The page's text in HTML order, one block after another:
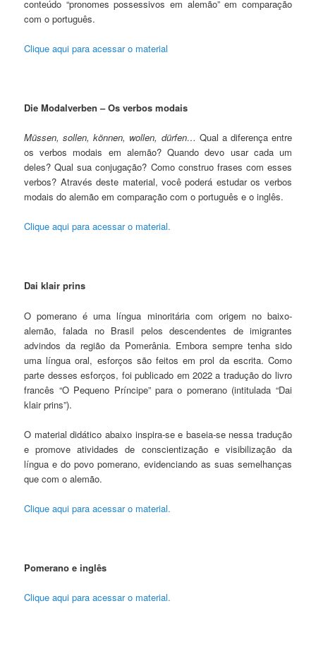
conteúdo “pronomes possessivos em alemão” em comparação
com o português.
Clique aqui para acessar o material
Die Modalverben – Os verbos modais
Müssen, sollen, können, wollen, dürfen… Qual a diferença entre
os verbos modais em alemão? Quando devo usar cada um
deles? Qual sua conjugação? Como construo frases com esses
verbos? Através deste material, você poderá estudar os verbos
modais do alemão em comparação com o português e o inglês.
Clique aqui para acessar o material.
Dai klair prins
O pomerano é uma língua minoritária com origem no baixo-
alemão, falada no Brasil pelos descendentes de imigrantes
advindos da região da Pomerânia. Embora sempre tenha sido
uma língua oral, esforços são feitos em prol da escrita. Como
parte desses esforços, foi publicado em 2022 a tradução do livro
francês “O Pequeno Príncipe” para o pomerano (intitulada “Dai
klair prins”).
O material didático abaixo inspira-se e baseia-se nessa tradução
e promove atividades de conscientização e visibilização da
língua e do povo pomerano, evidenciando as suas semelhanças
que com o alemão.
Clique aqui para acessar o material.
Pomerano e inglês
Clique aqui para acessar o material.